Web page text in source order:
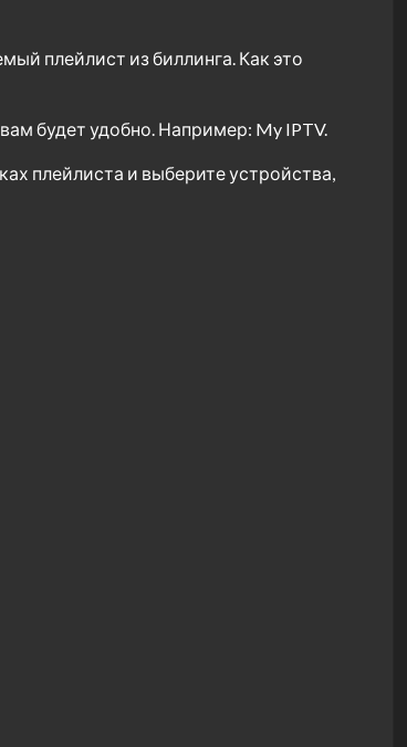
плейлист из биллинга. Как это
будет удобно. Например: My IPTV.
плейлиста и выберите устройства,